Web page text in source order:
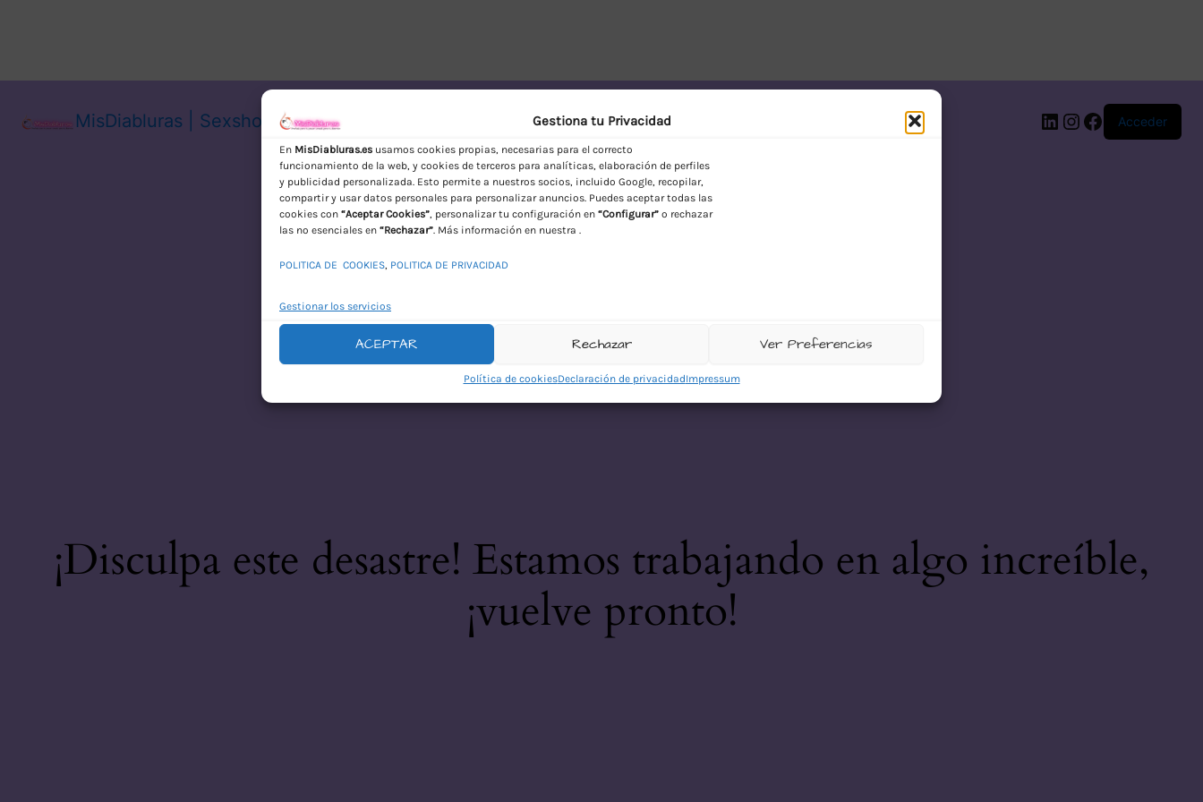
Gestiona tu Privacidad
En MisDiabluras.es usamos cookies propias, necesarias para el correcto
funcionamiento de la web, y cookies de terceros para analíticas, elaboración de perfiles
y publicidad personalizada. Esto permite a nuestros socios, incluido Google, recopilar,
compartir y usar datos personales para personalizar anuncios. Puedes aceptar todas las
cookies con “Aceptar Cookies”, personalizar tu configuración en “Configurar” o rechazar
las no esenciales en “Rechazar”. Más información en nuestra .
POLITICA DE COOKIES, POLITICA DE PRIVACIDAD
Gestionar los servicios
ACEPTAR Rechazar Ver Preferencias
Política de cookiesDeclaración de privacidadImpressum
MisDiabluras | Sexshop Online con Envío Discreto en España
LinkedIn
Instagram
Facebook
Acceder
¡Disculpa este desastre! Estamos trabajando en algo increíble,
¡vuelve pronto!